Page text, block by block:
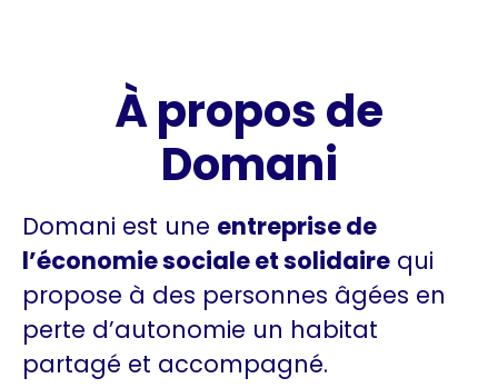
À propos de
Domani
Domani est une entreprise de
l’économie sociale et solidaire qui
propose à des personnes âgées en
perte d’autonomie un habitat
partagé et accompagné.